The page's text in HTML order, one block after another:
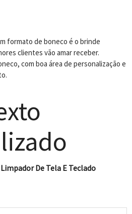
formato de boneco é o brinde
clientes vão amar receber.
com boa área de personalização e
De Tela E Teclado